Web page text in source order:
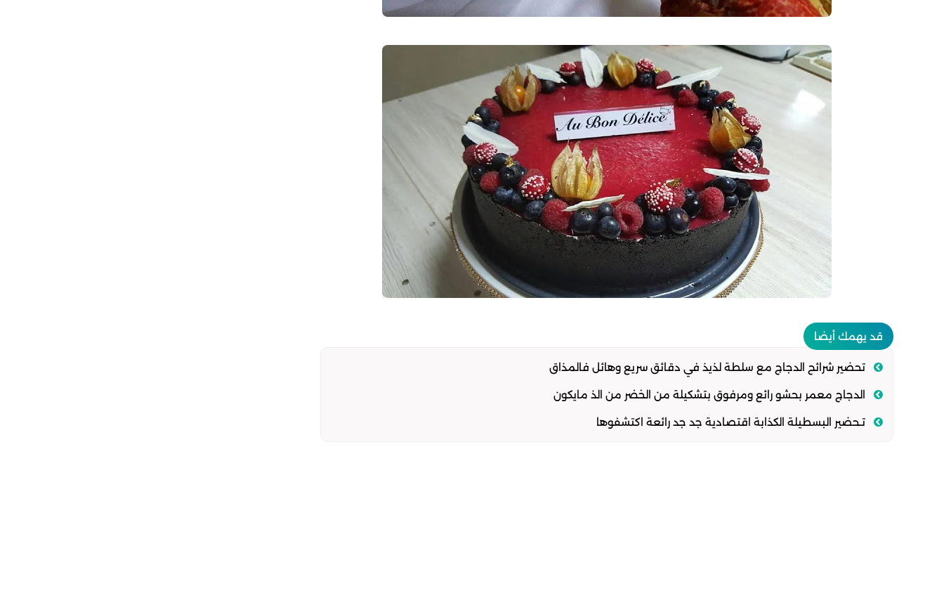
قد يهمك أيضا
تحضير شرائح الدجاج مع سلطة لذيذ في دقائق سريع وهائل فالمذاق
الدجاج معمر بحشو رائع ومرفوق بتشكيلة من الخضر من الذ مايكون
تـحضير البسطيلة الكذابة اقتصادية جد جد رائعة اكتشفوها